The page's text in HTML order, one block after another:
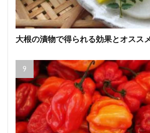
大根の漬物で得られる効果とオスス